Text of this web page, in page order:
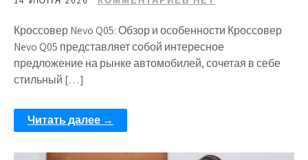
Кроссовер Nevo Q05: Обзор и особенности Кроссовер
Nevo Q05 представляет собой интересное
предложение на рынке автомобилей, сочетая в себе
стильный […]
Читать далее →